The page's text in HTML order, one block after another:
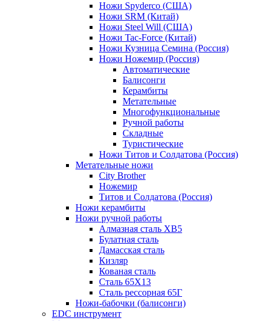
Ножи Spyderco (США)
Ножи SRM (Китай)
Ножи Steel Will (США)
Ножи Tac-Force (Китай)
Ножи Кузница Семина (Россия)
Ножи Ножемир (Россия)
Автоматические
Балисонги
Керамбиты
Метательные
Многофункциональные
Ручной работы
Складные
Туристические
Ножи Титов и Солдатова (Россия)
Метательные ножи
City Brother
Ножемир
Титов и Солдатова (Россия)
Ножи керамбиты
Ножи ручной работы
Алмазная сталь ХВ5
Булатная сталь
Дамасская сталь
Кизляр
Кованая сталь
Сталь 65Х13
Сталь рессорная 65Г
Ножи-бабочки (балисонги)
EDC инструмент